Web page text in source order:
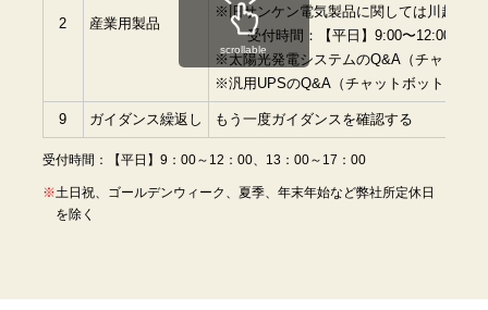
2 産業用製品
※旧サンケン電気製品に関しては川越事業
受付時間：【平日】9:00〜12:00、
※太陽光発電システムのQ&A（チャット
※汎用UPSのQ&A（チャットボット）は
9 ガイダンス繰返し もう一度ガイダンスを確認する
受付時間：【平日】9：00～12：00、13：00～17：00
scrollable
土日祝、ゴールデンウィーク、夏季、年末年始など弊社所定休日
を除く